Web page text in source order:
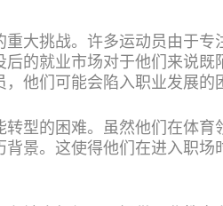
大挑战。许多运动员由于专
的就业市场对于他们来说既
他们可能会陷入职业发展的
型的困难。虽然他们在体育
景。这使得他们在进入职场